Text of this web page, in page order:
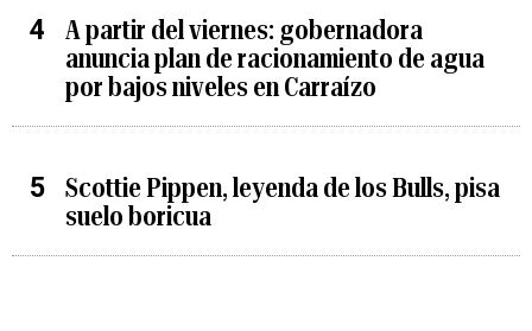
A partir del viernes: gobernadora
anuncia plan de racionamiento de agua
por bajos niveles en Carraízo
Scottie Pippen, leyenda de los Bulls, pisa
suelo boricua